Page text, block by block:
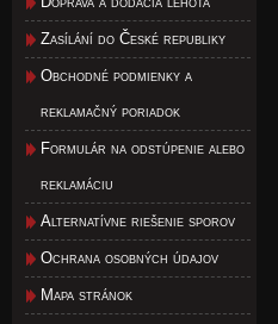
Zasílání do České republiky
Obchodné podmienky a
reklamačný poriadok
Formulár na odstúpenie alebo
reklamáciu
Alternatívne riešenie sporov
Ochrana osobných údajov
Mapa stránok